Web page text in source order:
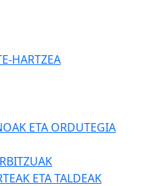
HARTZEA
ETA ORDUTEGIA
ETA TALDEAK